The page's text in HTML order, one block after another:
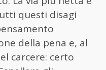
questi disagi
della pena e, al
carcere: certo